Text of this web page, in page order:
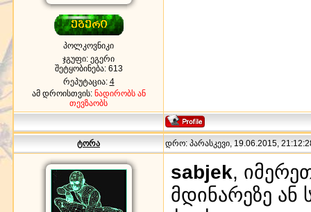
პოლკოვნიკი
ჯგუფი: ეგერი
შეტყობინება: 613
რეპუტაცია: 4
ამ დროისთვის: ნადირობს ან
თევზაობს
ტორა დრო: პარასკევი, 19.06.2015,
sabjek,
მდინარეზე ან